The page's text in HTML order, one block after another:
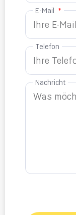
E-Mail
Telefon
Nachricht